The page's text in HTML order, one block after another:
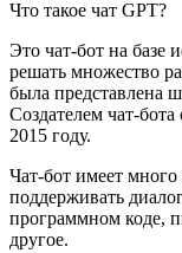
Что такое чат GPT?
Это чат-бот на базе
решать множество
была представлена
Создателем чат-
2015 году.
Чат-бот имеет
поддерживать
программном коде,
другое.